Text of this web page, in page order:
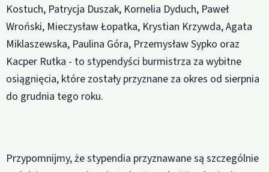
Kostuch, Patrycja Duszak, Kornelia Dyduch, Paweł
Wroński, Mieczysław Łopatka, Krystian Krzywda, Agata
Miklaszewska, Paulina Góra, Przemysław Sypko oraz
Kacper Rutka - to stypendyści burmistrza za wybitne
osiągnięcia, które zostały przyznane za okres od sierpnia
do grudnia tego roku.
Przypomnijmy, że stypendia przyznawane są szczególnie